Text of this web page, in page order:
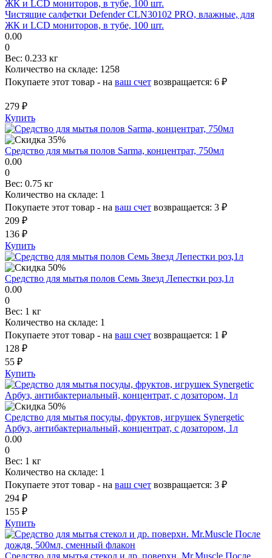
Чистящие салфетки Defender CLN30102 PRO, влажные, для
ЖК и LCD мониторов, в тубе, 100 шт.
0.00
0
Вес: 0.233 кг
Количество на складе: 1258
Покупаете этот товар - на ваш счет возвращается: 6 ₽
279 ₽
Купить
Средство для мытья полов Sarma, концентрат, 750мл
0.00
0
Вес: 0.75 кг
Количество на складе: 1
Покупаете этот товар - на ваш счет возвращается: 3 ₽
209 ₽
136 ₽
Купить
Средство для мытья полов Семь Звезд Лепестки роз,1л
0.00
0
Вес: 1 кг
Количество на складе: 1
Покупаете этот товар - на ваш счет возвращается: 1 ₽
128 ₽
55 ₽
Купить
Средство для мытья посуды, фруктов, игрушек Synergetic
Арбуз, антибактериальный, концентрат, с дозатором, 1л
0.00
0
Вес: 1 кг
Количество на складе: 1
Покупаете этот товар - на ваш счет возвращается: 3 ₽
294 ₽
155 ₽
Купить
Средство для мытья стекол и др. поверхн. Mr.Muscle После